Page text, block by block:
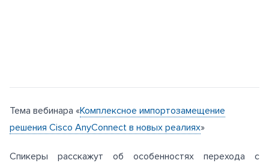
Тема вебинара «Комплексное импортозамещение
решения Cisco AnyConnect в новых реалиях»
Спикеры расскажут об особенностях перехода с